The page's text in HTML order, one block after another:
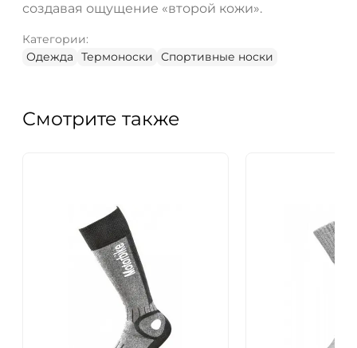
создавая ощущение «второй кожи».
Категории:
Одежда
Термоноски Спортивные носки
Смотрите также